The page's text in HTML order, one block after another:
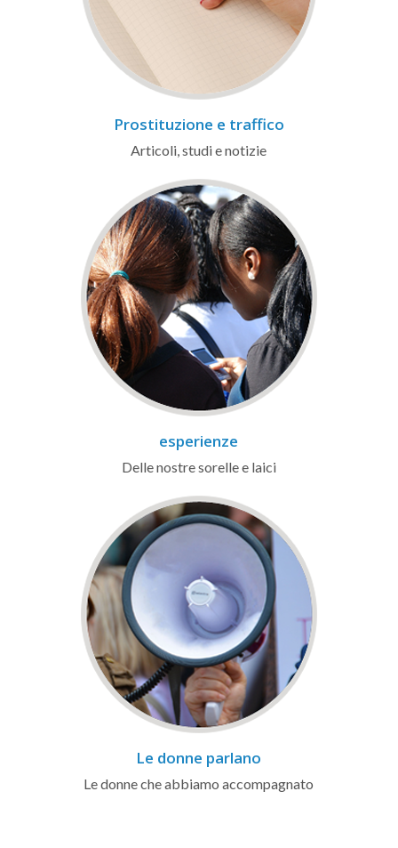
Prostituzione e traffico
Articoli, studi e notizie
esperienze
Delle nostre sorelle e laici
Le donne parlano
Le donne che abbiamo accompagnato